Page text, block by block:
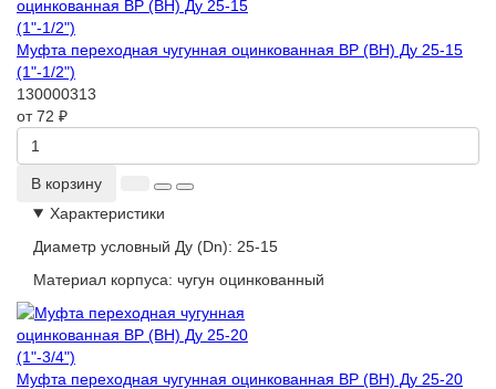
Муфта переходная чугунная оцинкованная ВР (ВН) Ду 25-15
(1"-1/2")
130000313
от 72 ₽
В корзину
Характеристики
Диаметр условный Ду (Dn): 25-15
Материал корпуса: чугун оцинкованный
Муфта переходная чугунная оцинкованная ВР (ВН) Ду 25-20